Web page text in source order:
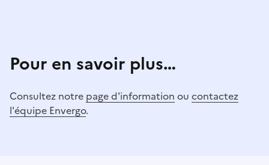
Pour en savoir plus…
Consultez notre page d'information ou contactez
l'équipe Envergo.